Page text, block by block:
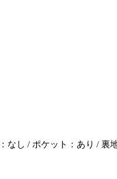
なし / ポケット：あり / 裏